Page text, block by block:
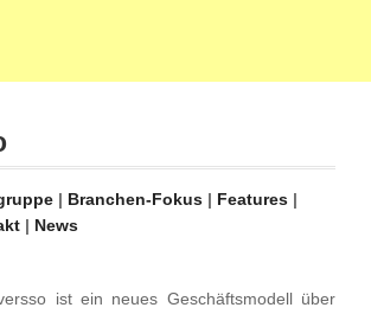
| Branchen-Fokus | Features |
| News
ist ein neues Geschäftsmodell über